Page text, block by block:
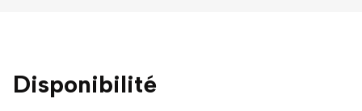
Disponibilité